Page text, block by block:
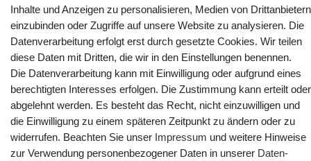
Vertrag widerrufen Kontakt
YouTube Facebook Instagram
Inhalte und Anzeigen zu personalisieren, Medien von Drittanbietern
einzubinden oder Zugriffe auf unsere Website zu analysieren. Die
Datenverarbeitung erfolgt erst durch gesetzte Cookies. Wir teilen
diese Daten mit Dritten, die wir in den Einstellungen benennen.
Die Datenverarbeitung kann mit Einwilligung oder aufgrund eines
berechtigten Interesses erfolgen. Die Zustimmung kann erteilt oder
abgelehnt werden. Es besteht das Recht, nicht einzuwilligen und
die Einwilligung zu einem späteren Zeitpunkt zu ändern oder zu
widerrufen. Beachten Sie unser Impressum und weitere Hinweise
zur Verwendung personenbezogener Daten in unserer Daten­